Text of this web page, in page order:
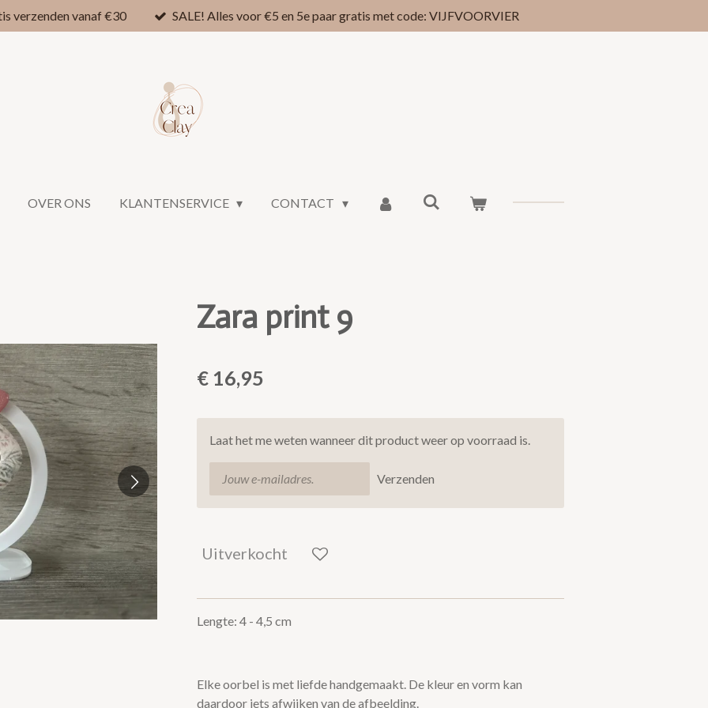
verzenden vanaf €30 SALE! Alles voor €5 en 5e paar gratis met code: VIJFVOORVIER
OVER ONS KLANTENSERVICE CONTACT
Zara print 9
€ 16,95
Laat het me weten wanneer dit product weer op voorraad is.
Verzenden
Uitverkocht
Lengte: 4 - 4,5 cm
Elke oorbel is met liefde handgemaakt. De kleur en vorm kan
daardoor iets afwijken van de afbeelding.